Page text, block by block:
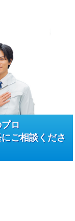
ロ
ご相談くださ